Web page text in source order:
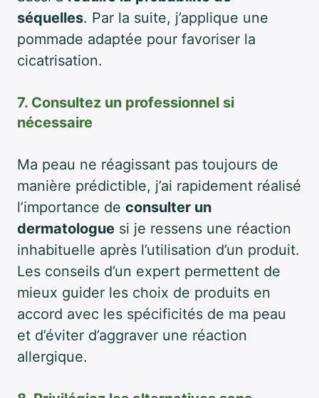
séquelles. Par la suite, j’applique une
pommade adaptée pour favoriser la
cicatrisation.
7. Consultez un professionnel si
nécessaire
Ma peau ne réagissant pas toujours de
manière prédictible, j’ai rapidement réalisé
l’importance de consulter un
dermatologue si je ressens une réaction
inhabituelle après l’utilisation d’un produit.
Les conseils d’un expert permettent de
mieux guider les choix de produits en
accord avec les spécificités de ma peau
et d’éviter d’aggraver une réaction
allergique.